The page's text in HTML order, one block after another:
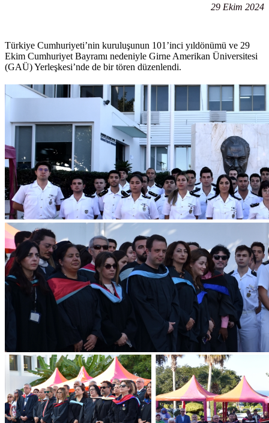
29 Ekim 2024
Türkiye Cumhuriyeti’nin kuruluşunun 101’inci yıldönümü ve 29
Ekim Cumhuriyet Bayramı nedeniyle Girne Amerikan Üniversitesi
(GAÜ) Yerleşkesi’nde de bir tören düzenlendi.